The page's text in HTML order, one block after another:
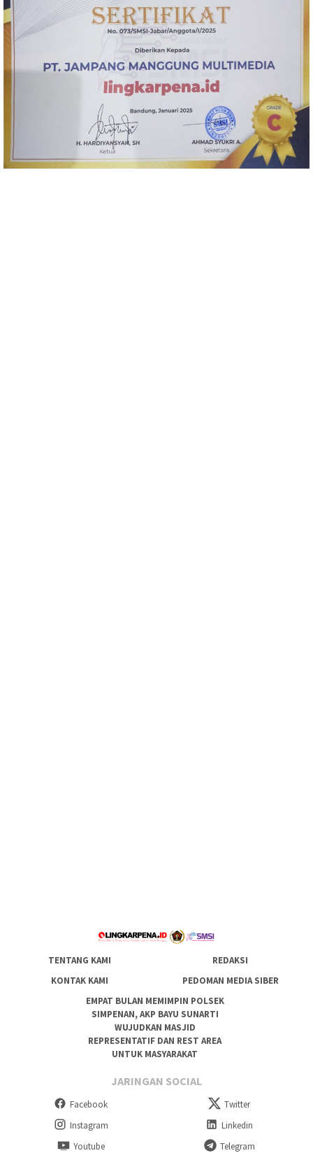
TENTANG KAMI
REDAKSI
KONTAK KAMI
PEDOMAN MEDIA SIBER
EMPAT BULAN MEMIMPIN POLSEK
SIMPENAN, AKP BAYU SUNARTI
WUJUDKAN MASJID
REPRESENTATIF DAN REST AREA
UNTUK MASYARAKAT
JARINGAN SOCIAL
Facebook
Twitter
Instagram
Linkedin
Youtube
Telegram